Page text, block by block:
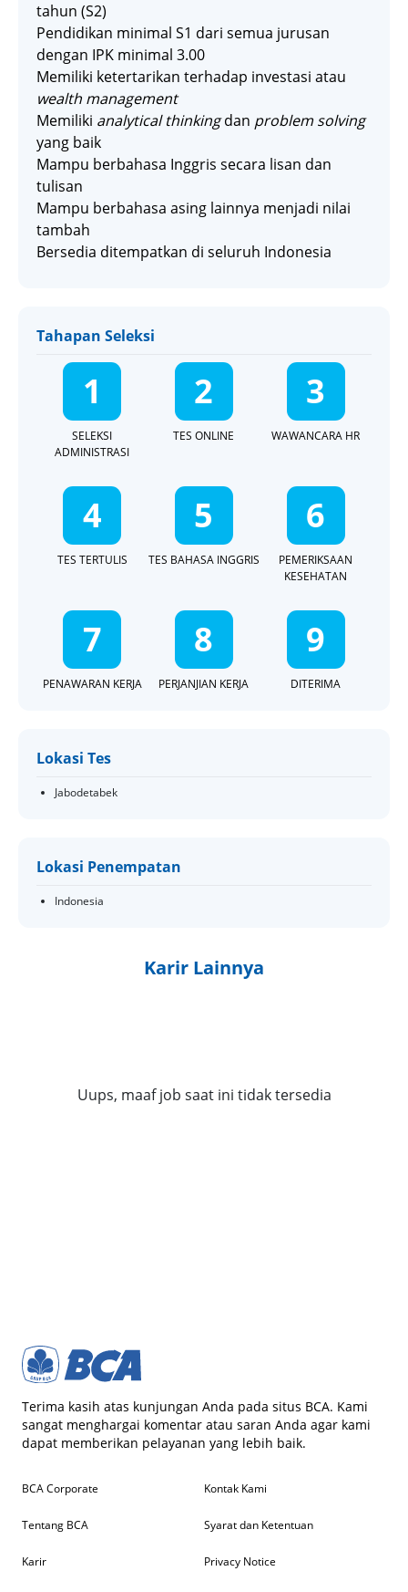
tahun (S2)
Pendidikan minimal S1 dari semua jurusan
dengan IPK minimal 3.00
Memiliki ketertarikan terhadap investasi atau
wealth management
Memiliki analytical thinkingdan problem solving
yang baik
Mampu berbahasa Inggris secara lisan dan
tulisan
Mampu berbahasa asing lainnya menjadi nilai
tambah
Bersedia ditempatkan di seluruh Indonesia
Tahapan Seleksi
1
SELEKSI
ADMINISTRASI
2
TES ONLINE
3
WAWANCARA HR
4
TES TERTULIS
5
TES BAHASA INGGRIS
6
PEMERIKSAAN
KESEHATAN
7
PENAWARAN KERJA
8
PERJANJIAN KERJA
9
DITERIMA
Lokasi Tes
Jabodetabek
Lokasi Penempatan
Indonesia
Karir Lainnya
Uups, maaf job saat ini tidak tersedia
Terima kasih atas kunjungan Anda pada situs BCA. Kami
sangat menghargai komentar atau saran Anda agar kami
dapat memberikan pelayanan yang lebih baik.
BCA Corporate Kontak Kami
Tentang BCA Syarat dan Ketentuan
Karir Privacy Notice